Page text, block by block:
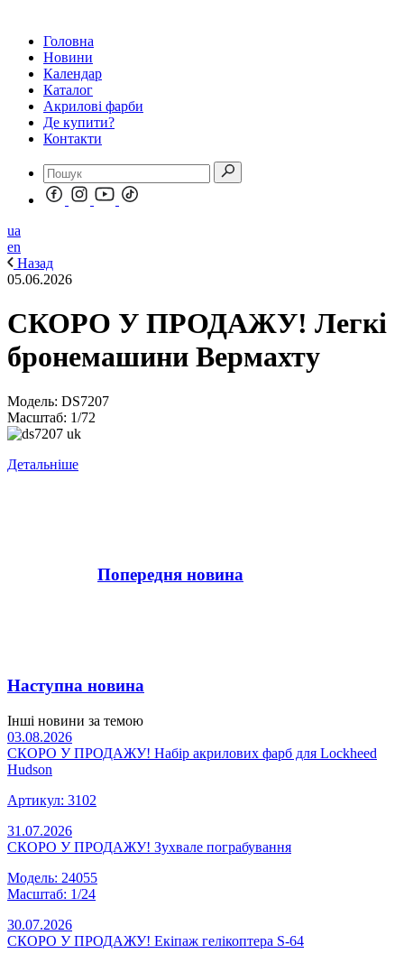
Головна
Новини
Календар
Каталог
Акрилові фарби
Де купити?
Контакти
ua
en
Назад
05.06.2026
СКОРО У ПРОДАЖУ! Легкі
бронемашини Вермахту
Модель: DS7207
Масштаб: 1/72
Детальніше
Попередня новина
Наступна новина
Інші новини за темою
03.08.2026
СКОРО У ПРОДАЖУ! Набір акрилових фарб для Lockheed
Hudson
Артикул: 3102
31.07.2026
СКОРО У ПРОДАЖУ! Зухвале пограбування
Модель: 24055
Масштаб: 1/24
30.07.2026
СКОРО У ПРОДАЖУ! Екіпаж гелікоптера S-64